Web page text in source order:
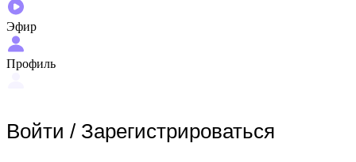
Эфир
Профиль
Войти / Зарегистрироваться